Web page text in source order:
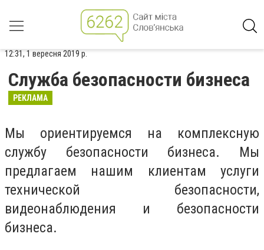
12:31, 1 вересня 2019 р.
Служба безопасности бизнеса
РЕКЛАМА
Мы ориентируемся на комплексную
службу безопасности бизнеса. Мы
предлагаем нашим клиентам услуги
технической безопасности,
видеонаблюдения и безопасности
бизнеса.